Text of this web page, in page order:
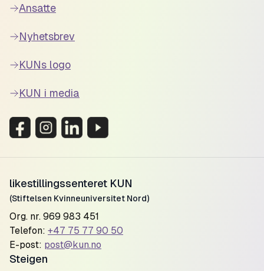
Ansatte
Nyhetsbrev
KUNs logo
KUN i media
likestillingssenteret KUN
(Stiftelsen Kvinneuniversitet Nord)
Org. nr. 969 983 451
Telefon: +47 75 77 90 50
E-post: post@kun.no
Steigen